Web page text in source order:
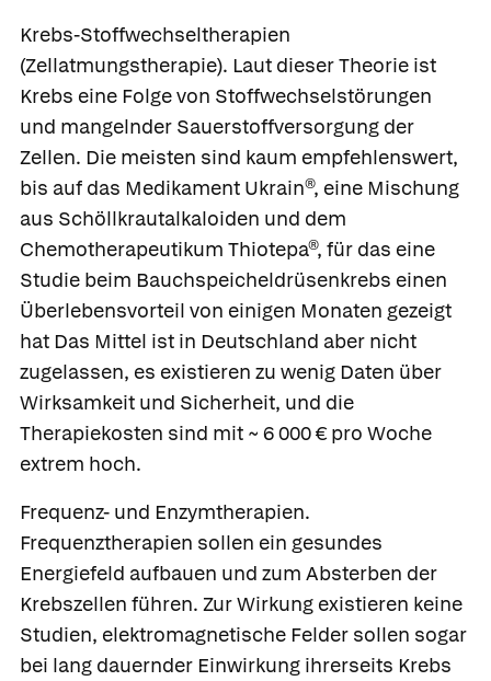
Krebs-Stoffwechseltherapien
(Zellatmungstherapie). Laut dieser Theorie ist
Krebs eine Folge von Stoffwechselstörungen
und mangelnder Sauerstoffversorgung der
Zellen. Die meisten sind kaum empfehlenswert,
bis auf das Medikament Ukrain®, eine Mischung
aus Schöllkrautalkaloiden und dem
Chemotherapeutikum Thiotepa®, für das eine
Studie beim Bauchspeicheldrüsenkrebs einen
Überlebensvorteil von einigen Monaten gezeigt
hat Das Mittel ist in Deutschland aber nicht
zugelassen, es existieren zu wenig Daten über
Wirksamkeit und Sicherheit, und die
Therapiekosten sind mit ~ 6 000 € pro Woche
extrem hoch.
Frequenz- und Enzymtherapien.
Frequenztherapien sollen ein gesundes
Energiefeld aufbauen und zum Absterben der
Krebszellen führen. Zur Wirkung existieren keine
Studien, elektromagnetische Felder sollen sogar
bei lang dauernder Einwirkung ihrerseits Krebs